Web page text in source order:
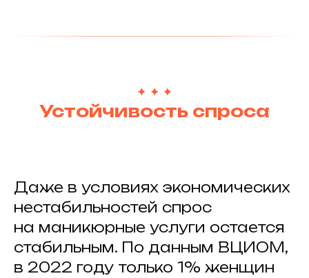
Устойчивость спроса
Даже в условиях экономических
нестабильностей спрос
на маникюрные услуги остается
стабильным. По данным ВЦИОМ,
в 2022 году только 1% женщин